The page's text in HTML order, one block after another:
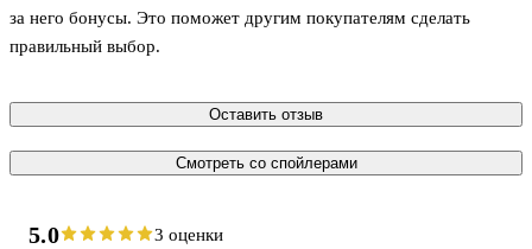
за него бонусы. Это поможет другим покупателям сделать
правильный выбор.
Оставить отзыв
Смотреть со спойлерами
5.0 3 оценки